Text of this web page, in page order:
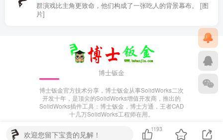
群演戏比主角更致命，他们构成了一张吃人的背景幕布。 [图
片]
博士钣金
博士钣金官方技术分享，博士钣金从事SolidWorks二次
开发十年，是顶尖的SolidWorks增值开发商，推出的
SolidWorks插件工具：博士钣金，博士方通，王者CAD
十几万SolidWorks工程师在用。
Copyright © 2025· 博士钣金官方---www.bsbanjin.com
已安全运行：
欢迎您留下宝贵的见解！
1193